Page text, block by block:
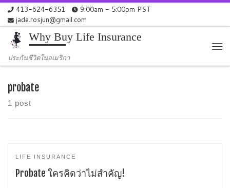
Skip to content
413-624-6351
9:00am - 5:00pm PST
jade.rosjun@gmail.com
Why Buy Life Insurance
ประกันชีวิตในอเมริกา
probate
1 post
LIFE INSURANCE
Probate ใครคิดว่าไม่สำคัญ!